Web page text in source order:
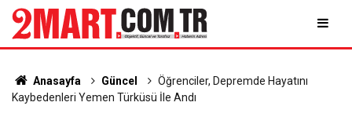
Anasayfa Güncel
Öğrenciler, Depremde Hayatını
Kaybedenleri Yemen Türküsü İle Andı